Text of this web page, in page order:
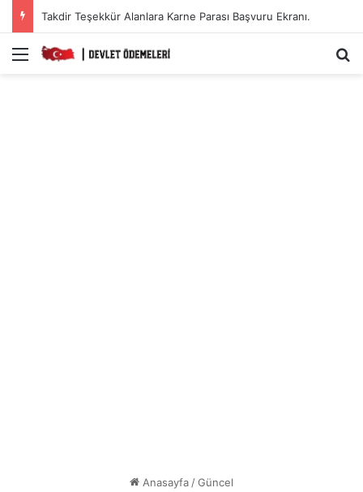
Takdir Teşekkür Alanlara Karne Parası Başvuru Ekranı.
Menü
Anasayfa/Güncel